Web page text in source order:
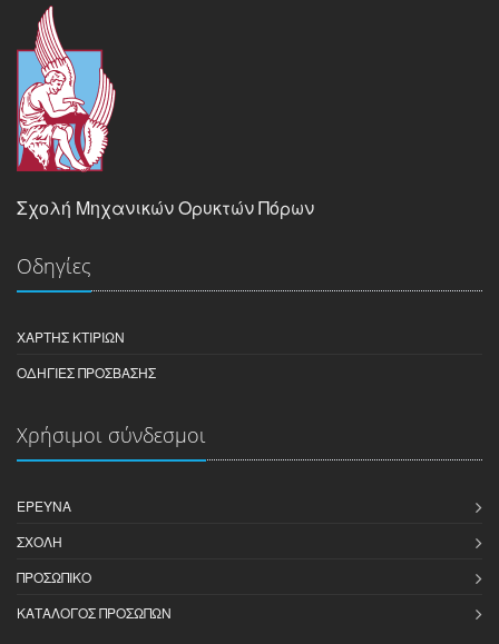
Σχολή Μηχανικών Ορυκτών Πόρων
Οδηγίες
ΧΆΡΤΗΣ ΚΤΙΡΊΩΝ
ΟΔΗΓΊΕΣ ΠΡΌΣΒΑΣΗΣ
Χρήσιμοι σύνδεσμοι
ΈΡΕΥΝΑ
ΣΧΟΛΉ
ΠΡΟΣΩΠΙΚΌ
ΚΑΤΆΛΟΓΟΣ ΠΡΟΣΏΠΩΝ